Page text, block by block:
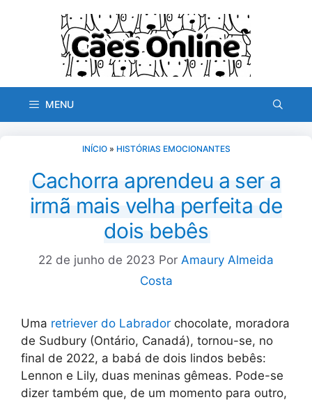
MENU
INÍCIO» HISTÓRIAS EMOCIONANTES
Cachorra aprendeu a ser a
irmã mais velha perfeita de
dois bebês
22 de junho de 2023 Por Amaury Almeida
Costa
Uma retriever do Labrador chocolate, moradora
de Sudbury (Ontário, Canadá), tornou-se, no
final de 2022, a babá de dois lindos bebês:
Lennon e Lily, duas meninas gêmeas. Pode-se
dizer também que, de um momento para outro,